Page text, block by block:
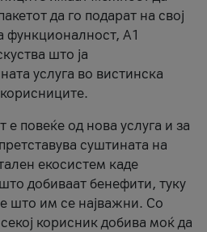
да го подарат на свој
функционалност, А1
што ја
услуга во вистинска
повеќе од нова услуга и за
суштината на
екосистем каде
добиваат бенефити, туку
што им се најважни. Со
корисник добива моќ да